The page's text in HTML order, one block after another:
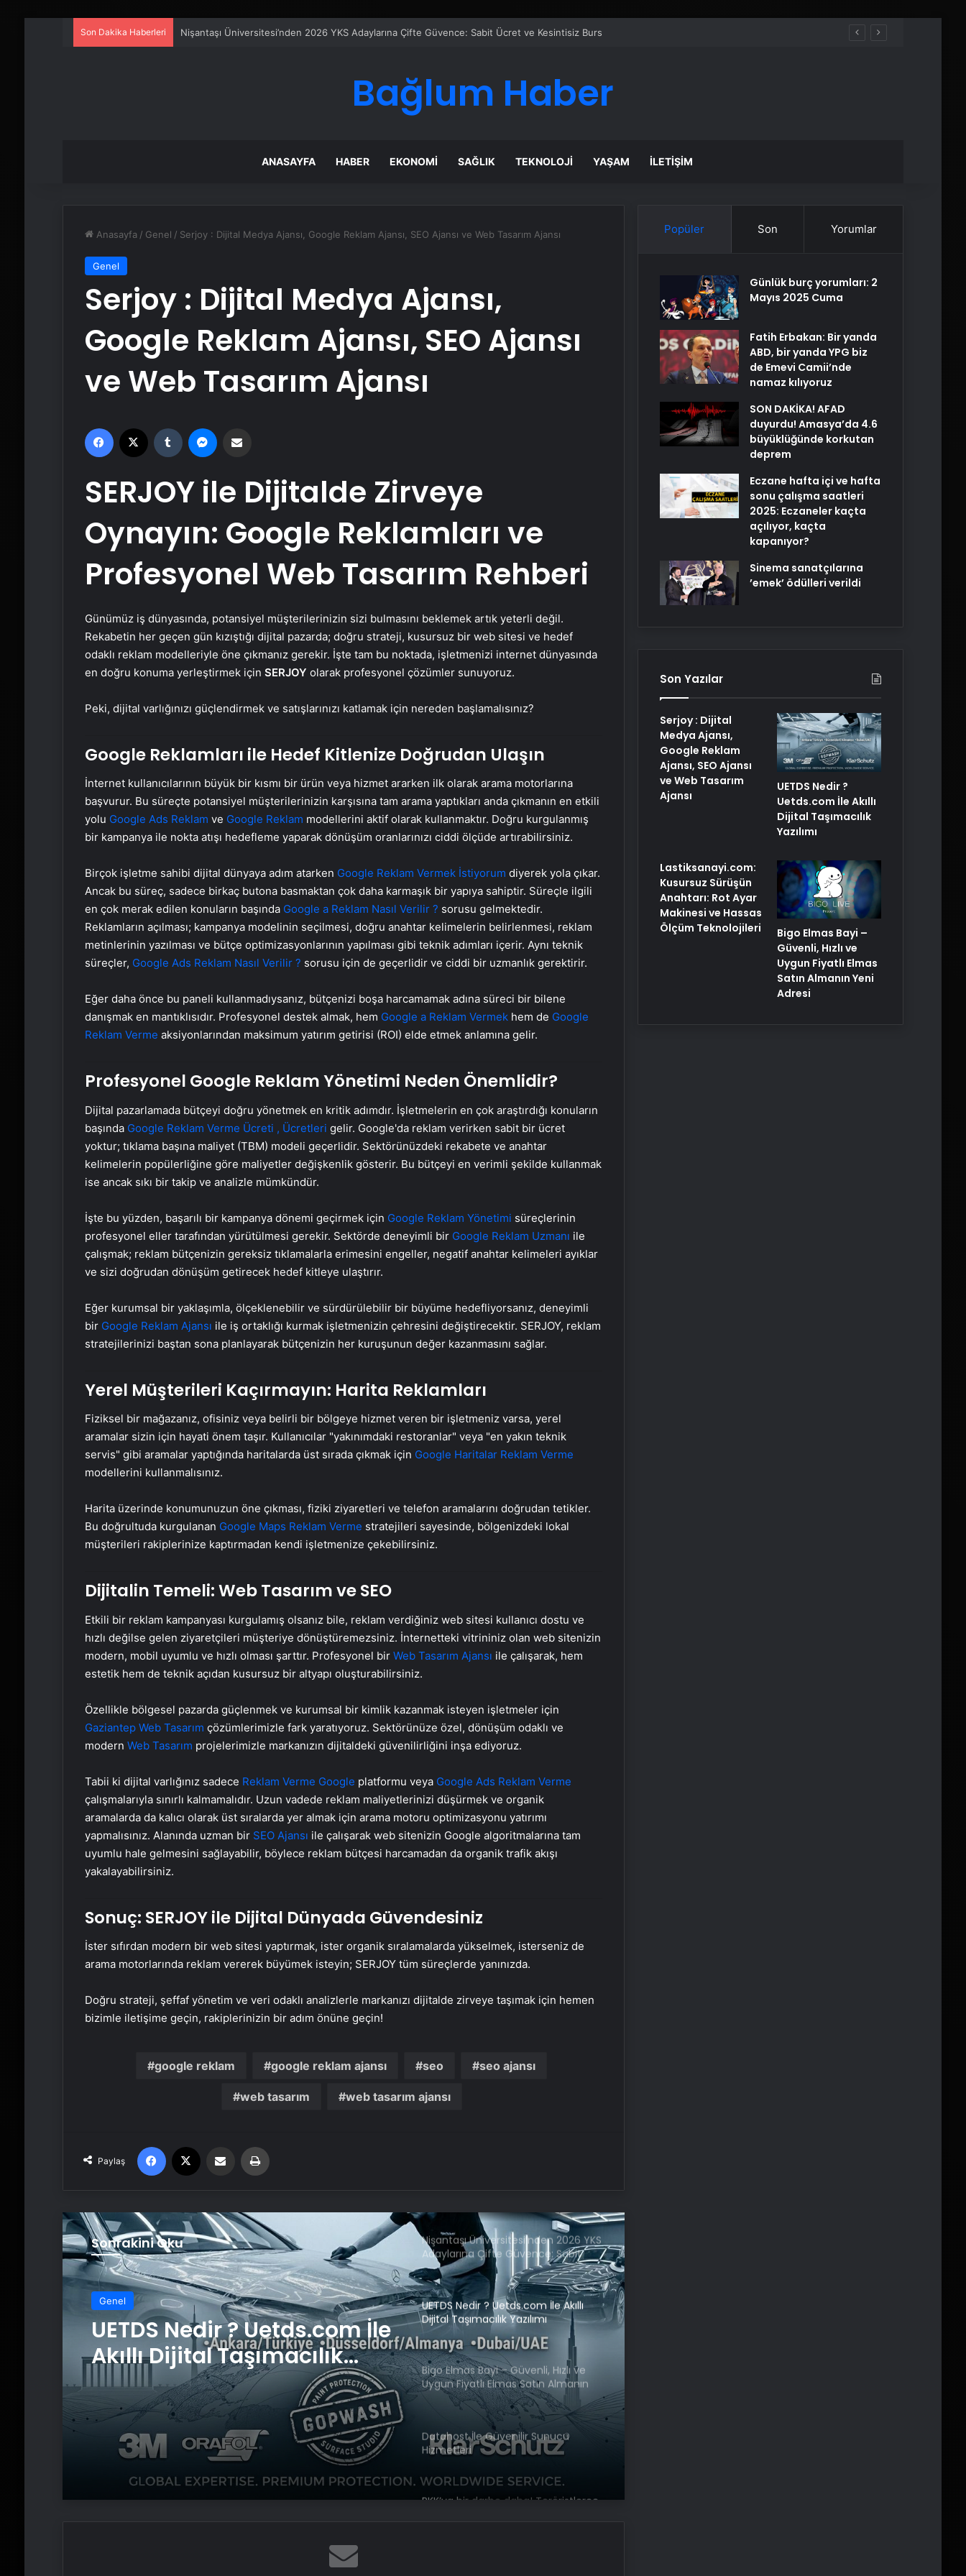
Son Dakika Haberleri Serjoy : Dijital Medya Ajansı, Google Reklam Ajansı, SEO Ajansı ve Web Tasarım Ajansı
Bağlum Haber
ANASAYFA HABER EKONOMI SAĞLIK TEKNOLOJI YAŞAM İLETIŞIM
Anasayfa / Genel / Serjoy : Dijital Medya Ajansı, Google Reklam Ajansı, SEO Ajansı ve Web Tasarım Ajansı
Genel
Serjoy : Dijital Medya Ajansı,
Google Reklam Ajansı, SEO Ajansı
ve Web Tasarım Ajansı
Facebook Tumblr
SERJOY ile Dijitalde Zirveye
Oynayın: Google Reklamları ve
Profesyonel Web Tasarım Rehberi
Günümüz iş dünyasında, potansiyel müşterilerinizin sizi bulmasını beklemek artık yeterli değil.
Rekabetin her geçen gün kızıştığı dijital pazarda; doğru strateji, kusursuz bir web sitesi ve hedef
odaklı reklam modelleriyle öne çıkmanız gerekir. İşte tam bu noktada, işletmenizi internet dünyasında
en doğru konuma yerleştirmek için SERJOY olarak profesyonel çözümler sunuyoruz.
Peki, dijital varlığınızı güçlendirmek ve satışlarınızı katlamak için nereden başlamalısınız?
Google Reklamları ile Hedef Kitlenize Doğrudan Ulaşın
İnternet kullanıcılarının büyük bir kısmı bir ürün veya hizmet ararken ilk olarak arama motorlarına
başvurur. Bu süreçte potansiyel müşterilerinizin karşısına tam arama yaptıkları anda çıkmanın en etkili
yolu Google Ads Reklam ve Google Reklam modellerini aktif olarak kullanmaktır. Doğru kurgulanmış
bir kampanya ile nokta atışı hedefleme yaparak dönüşüm oranlarınızı ciddi ölçüde artırabilirsiniz.
Birçok işletme sahibi dijital dünyaya adım atarken Google Reklam Vermek İstiyorum diyerek yola çıkar.
Ancak bu süreç, sadece birkaç butona basmaktan çok daha karmaşık bir yapıya sahiptir. Süreçle ilgili
en çok merak edilen konuların başında Google a Reklam Nasıl Verilir ? sorusu gelmektedir.
Reklamların açılması; kampanya modelinin seçilmesi, doğru anahtar kelimelerin belirlenmesi, reklam
metinlerinin yazılması ve bütçe optimizasyonlarının yapılması gibi teknik adımları içerir. Aynı teknik
süreçler, Google Ads Reklam Nasıl Verilir ? sorusu için de geçerlidir ve ciddi bir uzmanlık gerektirir.
Eğer daha önce bu paneli kullanmadıysanız, bütçenizi boşa harcamamak adına süreci bir bilene
danışmak en mantıklısıdır. Profesyonel destek almak, hem Google a Reklam Vermekhem de Google
Reklam Verme aksiyonlarından maksimum yatırım getirisi (ROI) elde etmek anlamına gelir.
Profesyonel Google Reklam Yönetimi Neden Önemlidir?
Dijital pazarlamada bütçeyi doğru yönetmek en kritik adımdır. İşletmelerin en çok araştırdığı konuların
başında Google Reklam Verme Ücreti , Ücretleri gelir. Google'da reklam verirken sabit bir ücret
yoktur; tıklama başına maliyet (TBM) modeli geçerlidir. Sektörünüzdeki rekabete ve anahtar
kelimelerin popülerliğine göre maliyetler değişkenlik gösterir. Bu bütçeyi en verimli şekilde kullanmak
ise ancak sıkı bir takip ve analizle mümkündür.
İşte bu yüzden, başarılı bir kampanya dönemi geçirmek için Google Reklam Yönetimi süreçlerinin
profesyonel eller tarafından yürütülmesi gerekir. Sektörde deneyimli bir Google Reklam Uzmanı ile
çalışmak; reklam bütçenizin gereksiz tıklamalarla erimesini engeller, negatif anahtar kelimeleri ayıklar
ve sizi doğrudan dönüşüm getirecek hedef kitleye ulaştırır.
Eğer kurumsal bir yaklaşımla, ölçeklenebilir ve sürdürülebilir bir büyüme hedefliyorsanız, deneyimli
bir Google Reklam Ajansı ile iş ortaklığı kurmak işletmenizin çehresini değiştirecektir. SERJOY, reklam
stratejilerinizi baştan sona planlayarak bütçenizin her kuruşunun değer kazanmasını sağlar.
Yerel Müşterileri Kaçırmayın: Harita Reklamları
Fiziksel bir mağazanız, ofisiniz veya belirli bir bölgeye hizmet veren bir işletmeniz varsa, yerel
aramalar sizin için hayati önem taşır. Kullanıcılar "yakınımdaki restoranlar" veya "en yakın teknik
servis" gibi aramalar yaptığında haritalarda üst sırada çıkmak için Google Haritalar Reklam Verme
modellerini kullanmalısınız.
Harita üzerinde konumunuzun öne çıkması, fiziki ziyaretleri ve telefon aramalarını doğrudan tetikler.
Bu doğrultuda kurgulanan Google Maps Reklam Verme stratejileri sayesinde, bölgenizdeki lokal
müşterileri rakiplerinize kaptırmadan kendi işletmenize çekebilirsiniz.
Dijitalin Temeli: Web Tasarım ve SEO
Etkili bir reklam kampanyası kurgulamış olsanız bile, reklam verdiğiniz web sitesi kullanıcı dostu ve
hızlı değilse gelen ziyaretçileri müşteriye dönüştüremezsiniz. İnternetteki vitrininiz olan web sitenizin
modern, mobil uyumlu ve hızlı olması şarttır. Profesyonel bir Web Tasarım Ajansı ile çalışarak, hem
estetik hem de teknik açıdan kusursuz bir altyapı oluşturabilirsiniz.
Özellikle bölgesel pazarda güçlenmek ve kurumsal bir kimlik kazanmak isteyen işletmeler için
Gaziantep Web Tasarım çözümlerimizle fark yaratıyoruz. Sektörünüze özel, dönüşüm odaklı ve
modern Web Tasarım projelerimizle markanızın dijitaldeki güvenilirliğini inşa ediyoruz.
Tabii ki dijital varlığınız sadece Reklam Verme Google platformu veya Google Ads Reklam Verme
çalışmalarıyla sınırlı kalmamalıdır. Uzun vadede reklam maliyetlerinizi düşürmek ve organik
aramalarda da kalıcı olarak üst sıralarda yer almak için arama motoru optimizasyonu yatırımı
yapmalısınız. Alanında uzman bir SEO Ajansı ile çalışarak web sitenizin Google algoritmalarına tam
uyumlu hale gelmesini sağlayabilir, böylece reklam bütçesi harcamadan da organik trafik akışı
yakalayabilirsiniz.
Sonuç: SERJOY ile Dijital Dünyada Güvendesiniz
İster sıfırdan modern bir web sitesi yaptırmak, ister organik sıralamalarda yükselmek, isterseniz de
arama motorlarında reklam vererek büyümek isteyin; SERJOY tüm süreçlerde yanınızda.
Doğru strateji, şeffaf yönetim ve veri odaklı analizlerle markanızı dijitalde zirveye taşımak için hemen
bizimle iletişime geçin, rakiplerinizin bir adım önüne geçin!
google reklam google reklam ajansı seo seo ajansı
web tasarım web tasarım ajansı
Paylaş
Facebook Email'den paylaş
Sonrakini Oku
Genel
UETDS Nedir ? Uetds.com İle
Akıllı Dijital Taşımacılık
Yazılımı
TUSAŞ Genel Müdürü Demiroğlu
teslimatları ne durumda?
iddiası: 2 şüpheli tutuklandı
Kalanlar sergisini ziyaret etti
Nişantaşı Üniversitesi’nden 2026 YKS
Adaylarına Çifte Güvence: Sabit
Ücret ve Kesintisiz Burs
UETDS Nedir ? Uetds.com İle Akıllı
Dijital Taşımacılık Yazılımı
Bigo Elmas Bayi – Güvenli, Hızlı ve
Uygun Fiyatlı Elmas Satın Almanın
Yeni Adresi
Datahost İle Güvenilir Sunucu
Hizmetleri
PKK’ya bir darbe daha! Teröristlerce
Popüler Son Yorumlar
Günlük burç yorumları: 2
Mayıs 2025 Cuma
Fatih Erbakan: Bir yanda
ABD, bir yanda YPG biz
de Emevi Camii’nde
namaz kılıyoruz
SON DAKİKA! AFAD
duyurdu! Amasya’da 4.6
büyüklüğünde korkutan
deprem
Eczane hafta içi ve hafta
sonu çalışma saatleri
2025: Eczaneler kaçta
açılıyor, kaçta
kapanıyor?
Sinema sanatçılarına
’emek’ ödülleri verildi
Son Yazılar
Serjoy : Dijital
Medya Ajansı,
Google Reklam
Ajansı, SEO Ajansı
ve Web Tasarım
Ajansı
UETDS Nedir ?
Uetds.com İle Akıllı
Dijital Taşımacılık
Yazılımı
Lastiksanayi.com:
Kusursuz Sürüşün
Anahtarı: Rot Ayar
Makinesi ve Hassas
Ölçüm Teknolojileri
Bigo Elmas Bayi –
Güvenli, Hızlı ve
Uygun Fiyatlı Elmas
Satın Almanın Yeni
Adresi